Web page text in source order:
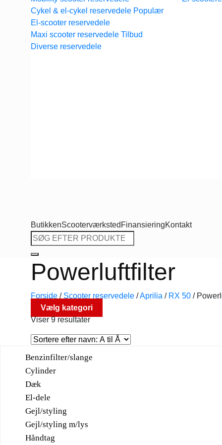
Cykel & el-cykel reservedele
El-scooter reservedele
Maxi scooter reservedele
Diverse reservedele
ButikkenScooterværksted FinansieringKontakt
Søg
efter:
Powerluftfilter
Forside / Scooter reservedele /Aprilia / RX 50 /
Vælg kategori
Viser 9 resultater
Benzinfilter/slange
Cylinder
Dæk
El-dele
Gejl/styling
Gejl/styling m/lys
Håndtag